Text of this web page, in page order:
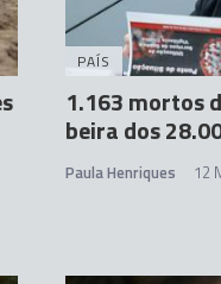
PAÍS
1.163 mortos
beira dos
Paula Henriques 12